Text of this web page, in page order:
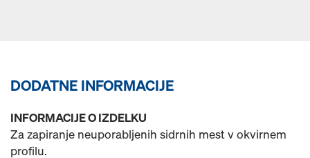
DODATNE INFORMACIJE
INFORMACIJE O IZDELKU
Za zapiranje neuporabljenih sidrnih mest v okvirnem
profilu.